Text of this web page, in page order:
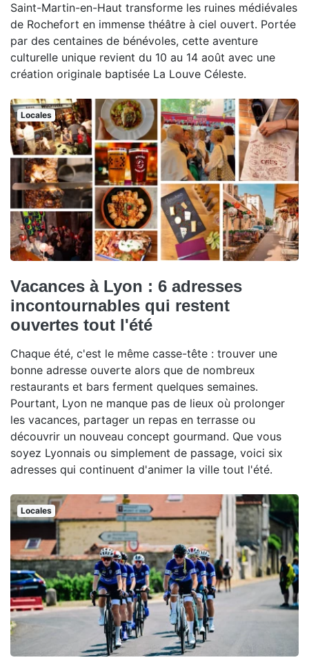
Saint-Martin-en-Haut transforme les ruines médiévales
de Rochefort en immense théâtre à ciel ouvert. Portée
par des centaines de bénévoles, cette aventure
culturelle unique revient du 10 au 14 août avec une
création originale baptisée La Louve Céleste.
Locales
Vacances à Lyon : 6 adresses
incontournables qui restent
ouvertes tout l'été
Chaque été, c'est le même casse-tête : trouver une
bonne adresse ouverte alors que de nombreux
restaurants et bars ferment quelques semaines.
Pourtant, Lyon ne manque pas de lieux où prolonger
les vacances, partager un repas en terrasse ou
découvrir un nouveau concept gourmand. Que vous
soyez Lyonnais ou simplement de passage, voici six
adresses qui continuent d'animer la ville tout l'été.
Locales